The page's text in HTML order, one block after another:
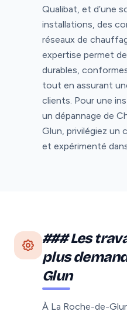
Qualibat, et d’une
installations, des
réseaux de
expertise permet
durables,
tout en assurant
clients. Pour une
un dépannage de
Glun, privilégiez un
et expérimenté
### Les
plus
Glun
À La Roche-de-